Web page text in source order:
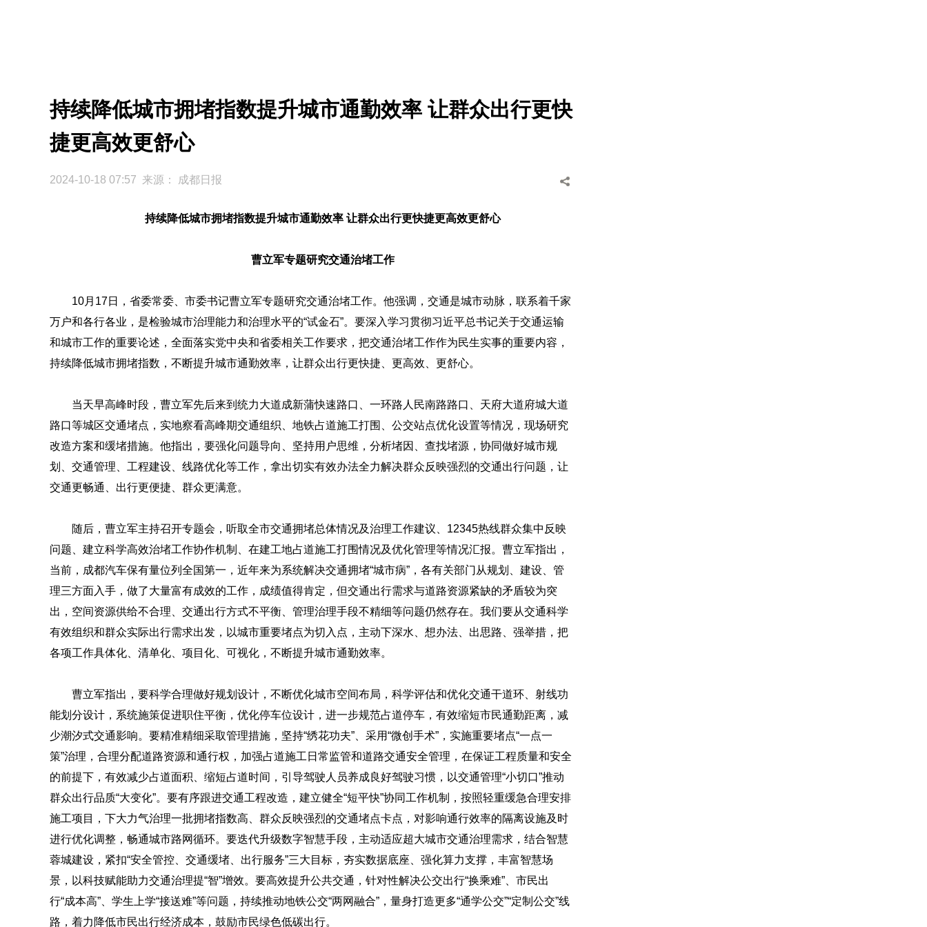
持续降低城市拥堵指数提升城市通勤效率 让群众出行更快
捷更高效更舒心
2024-10-18 07:57 来源： 成都日报
持续降低城市拥堵指数提升城市通勤效率 让群众出行更快捷更高效更舒心
曹立军专题研究交通治堵工作
10月17日，省委常委、市委书记曹立军专题研究交通治堵工作。他强调，交通是城市动脉，联系着千家
万户和各行各业，是检验城市治理能力和治理水平的“试金石”。要深入学习贯彻习近平总书记关于交通运输
和城市工作的重要论述，全面落实党中央和省委相关工作要求，把交通治堵工作作为民生实事的重要内容，
持续降低城市拥堵指数，不断提升城市通勤效率，让群众出行更快捷、更高效、更舒心。
当天早高峰时段，曹立军先后来到统力大道成新蒲快速路口、一环路人民南路路口、天府大道府城大道
路口等城区交通堵点，实地察看高峰期交通组织、地铁占道施工打围、公交站点优化设置等情况，现场研究
改造方案和缓堵措施。他指出，要强化问题导向、坚持用户思维，分析堵因、查找堵源，协同做好城市规
划、交通管理、工程建设、线路优化等工作，拿出切实有效办法全力解决群众反映强烈的交通出行问题，让
交通更畅通、出行更便捷、群众更满意。
随后，曹立军主持召开专题会，听取全市交通拥堵总体情况及治理工作建议、12345热线群众集中反映
问题、建立科学高效治堵工作协作机制、在建工地占道施工打围情况及优化管理等情况汇报。曹立军指出，
当前，成都汽车保有量位列全国第一，近年来为系统解决交通拥堵“城市病”，各有关部门从规划、建设、管
理三方面入手，做了大量富有成效的工作，成绩值得肯定，但交通出行需求与道路资源紧缺的矛盾较为突
出，空间资源供给不合理、交通出行方式不平衡、管理治理手段不精细等问题仍然存在。我们要从交通科学
有效组织和群众实际出行需求出发，以城市重要堵点为切入点，主动下深水、想办法、出思路、强举措，把
各项工作具体化、清单化、项目化、可视化，不断提升城市通勤效率。
曹立军指出，要科学合理做好规划设计，不断优化城市空间布局，科学评估和优化交通干道环、射线功
能划分设计，系统施策促进职住平衡，优化停车位设计，进一步规范占道停车，有效缩短市民通勤距离，减
少潮汐式交通影响。要精准精细采取管理措施，坚持“绣花功夫”、采用“微创手术”，实施重要堵点“一点一
策”治理，合理分配道路资源和通行权，加强占道施工日常监管和道路交通安全管理，在保证工程质量和安全
的前提下，有效减少占道面积、缩短占道时间，引导驾驶人员养成良好驾驶习惯，以交通管理“小切口”推动
群众出行品质“大变化”。要有序跟进交通工程改造，建立健全“短平快”协同工作机制，按照轻重缓急合理安排
施工项目，下大力气治理一批拥堵指数高、群众反映强烈的交通堵点卡点，对影响通行效率的隔离设施及时
进行优化调整，畅通城市路网循环。要迭代升级数字智慧手段，主动适应超大城市交通治理需求，结合智慧
蓉城建设，紧扣“安全管控、交通缓堵、出行服务”三大目标，夯实数据底座、强化算力支撑，丰富智慧场
景，以科技赋能助力交通治理提“智”增效。要高效提升公共交通，针对性解决公交出行“换乘难”、市民出
行“成本高”、学生上学“接送难”等问题，持续推动地铁公交“两网融合”，量身打造更多“通学公交”“定制公交”线
路，着力降低市民出行经济成本，鼓励市民绿色低碳出行。